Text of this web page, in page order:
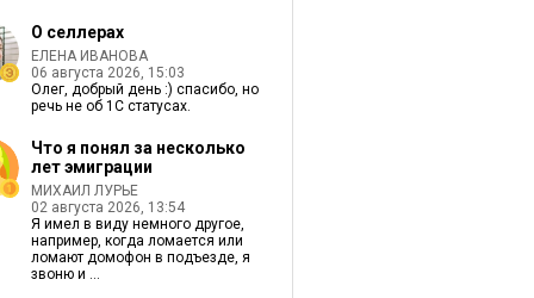
О селлерах
ЕЛЕНА ИВАНОВА
06 августа 2026, 15:03
Олег, добрый день :) спасибо, но
речь не об 1С статусах.
Что я понял за несколько
лет эмиграции
МИХАИЛ ЛУРЬЕ
02 августа 2026, 13:54
Я имел в виду немного другое,
например, когда ломается или
ломают домофон в подъезде, я
звоню и ...